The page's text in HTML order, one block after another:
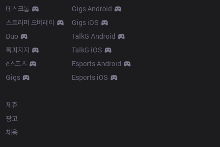
데스크톱
스트리머 오버레이
Duo
톡피지지
e스포츠
Gigs
Gigs Android
Gigs iOS
TalkG Android
TalkG iOS
Esports Android
Esports iOS
제휴
광고
채용